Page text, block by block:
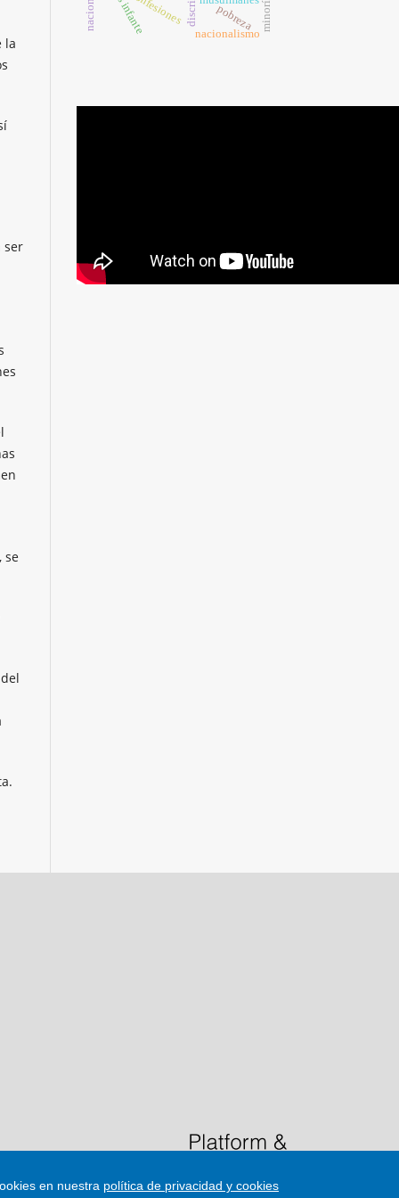
la
ser
se
minorías
nacionalismo
pobreza
en nuestra política de privacidad y cookies